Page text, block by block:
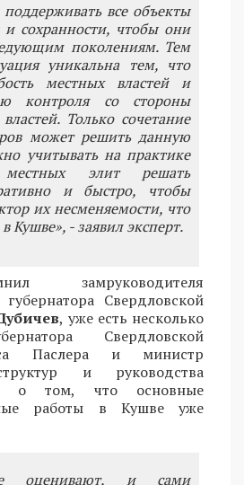
все объекты
и сохранности, чтобы они
поколениям. Тем
уникальна тем, что
местных властей и
контроля со стороны
Только сочетание
может решить данную
учитывать на практике
местных элит решать
и быстро, чтобы
их несменяемости, что
Кушве», - заявил эксперт.
замруководителя
Свердловской
, уже есть несколько
Свердловской
Паслера и министр
и руководства
о том, что основные
работы в Кушве уже
оценивают, и сами